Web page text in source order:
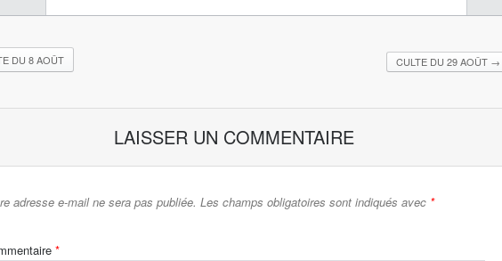
DU 8 AOÛT CULTE DU 29 AOÛT →
LAISSER UN COMMENTAIRE
adresse e-mail ne sera pas publiée. Les champs obligatoires sont indiqués avec *
*